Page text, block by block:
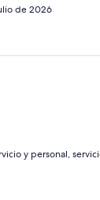
de 2026
y personal,